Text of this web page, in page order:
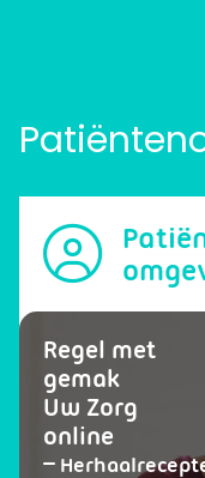
Regel met
gemak
Uw Zorg
online